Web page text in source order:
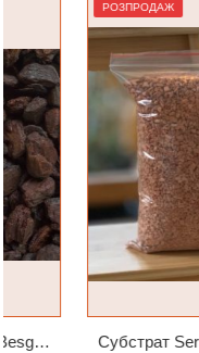
РОЗПРОДАЖ